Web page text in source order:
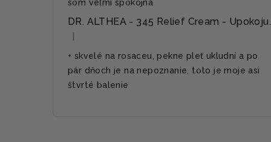
som veľmi spokojná
DR. ALTHEA - 345
Hodnotenie produktu je 5 z 5 hviezdičiek.
+ skvelé na rosaceu, pekne pleť ukludní a po
pár dňoch je na nepoznanie, toto je moje asi
štvrté balenie